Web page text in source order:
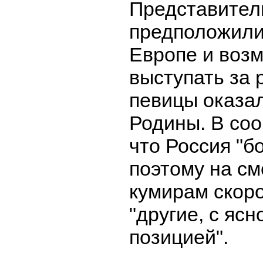
Европе и
выступать за
певицы
Родины. В
что Россия
поэтому на
кумирам
"другие, с
позицией".